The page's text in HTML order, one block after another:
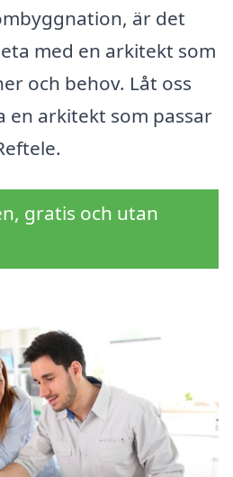
är det
med en arkitekt som
och behov. Låt oss
en arkitekt som passar
gratis och utan